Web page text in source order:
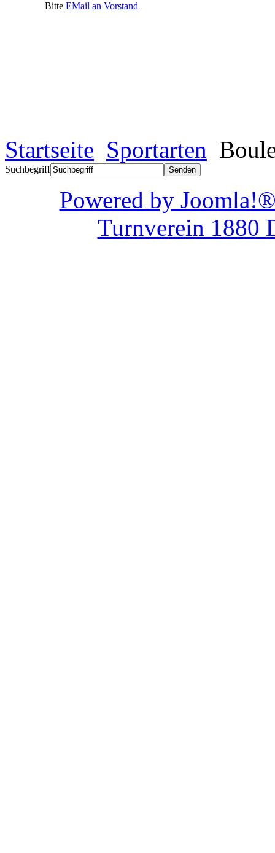
Bitte EMail an Vorstand
Startseite Sportarten
Suchbegriff
Powered by
Turnverein